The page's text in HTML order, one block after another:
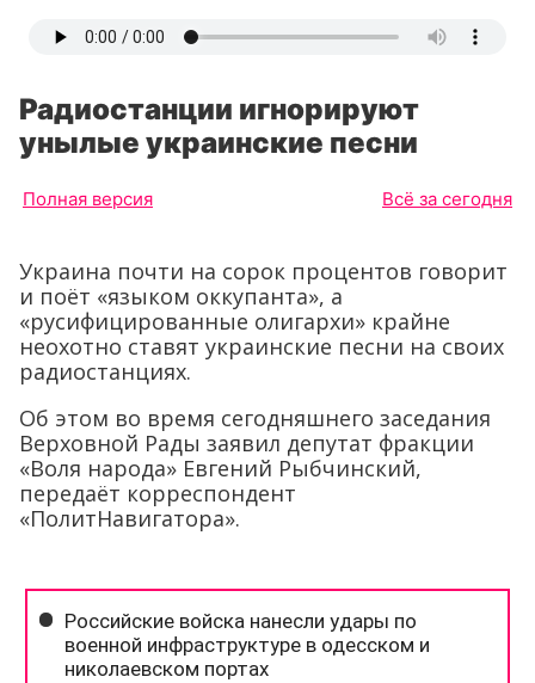
Радиостанции игнорируют
унылые украинские песни
Полная версия Всё за сегодня
Украина почти на сорок процентов говорит
и поёт «языком оккупанта», а
«русифицированные олигархи» крайне
неохотно ставят украинские песни на своих
радиостанциях.
Об этом во время сегодняшнего заседания
Верховной Рады заявил депутат фракции
«Воля народа» Евгений Рыбчинский,
передаёт корреспондент
«ПолитНавигатора».